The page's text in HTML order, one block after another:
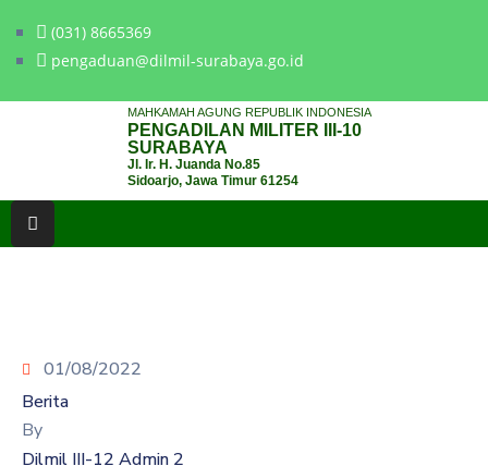
(031) 8665369
pengaduan@dilmil-surabaya.go.id
MAHKAMAH AGUNG REPUBLIK INDONESIA
PENGADILAN MILITER III-10
SURABAYA
Jl. Ir. H. Juanda No.85
Sidoarjo, Jawa Timur 61254
LAYANAN
HUKUM
PPID
KINERJA
01/08/2022
Berita
By
Dilmil III-12 Admin 2